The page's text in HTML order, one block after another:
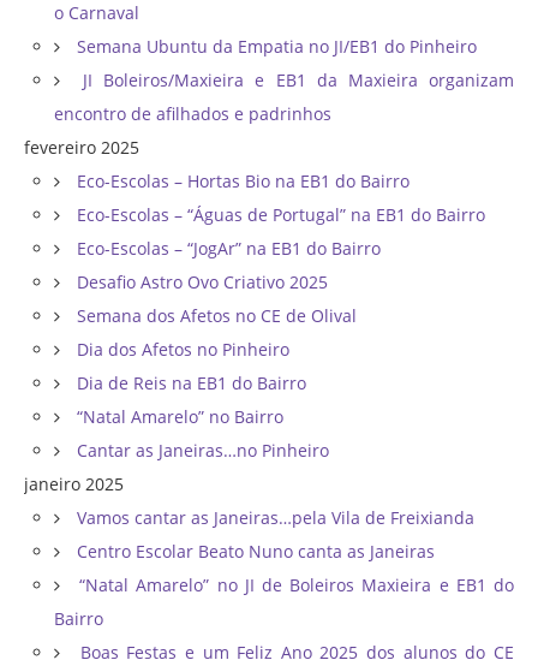
o Carnaval
Semana Ubuntu da Empatia no JI/EB1 do Pinheiro
JI Boleiros/Maxieira e EB1 da Maxieira organizam
encontro de afilhados e padrinhos
fevereiro 2025
Eco-Escolas – Hortas Bio na EB1 do Bairro
Eco-Escolas – “Águas de Portugal” na EB1 do Bairro
Eco-Escolas – “JogAr” na EB1 do Bairro
Desafio Astro Ovo Criativo 2025
Semana dos Afetos no CE de Olival
Dia dos Afetos no Pinheiro
Dia de Reis na EB1 do Bairro
“Natal Amarelo” no Bairro
Cantar as Janeiras…no Pinheiro
janeiro 2025
Vamos cantar as Janeiras…pela Vila de Freixianda
Centro Escolar Beato Nuno canta as Janeiras
“Natal Amarelo” no JI de Boleiros Maxieira e EB1 do
Bairro
Boas Festas e um Feliz Ano 2025 dos alunos do CE